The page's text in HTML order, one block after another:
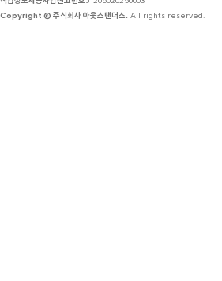
Copyright © 주식회사 아웃스탠더스. All rights reserved.